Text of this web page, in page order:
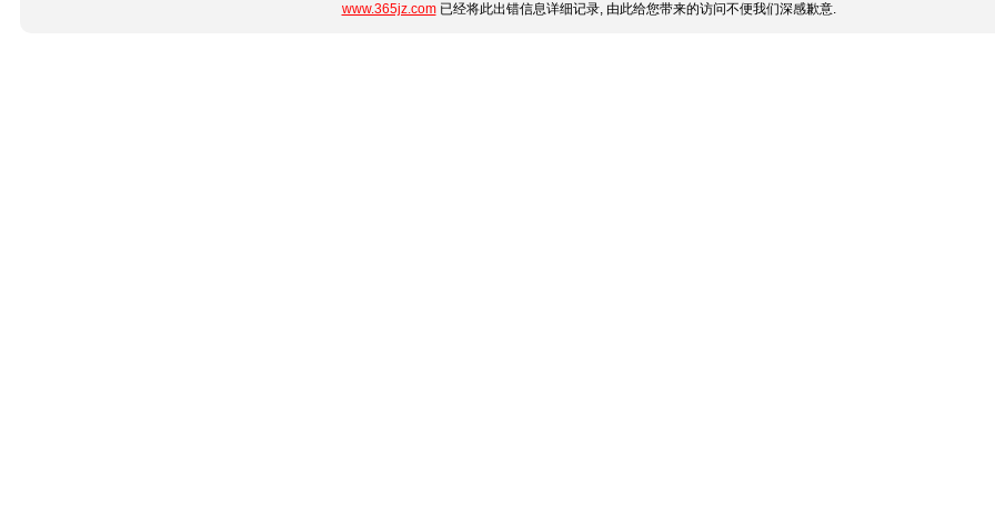
www.365jz.com已经将此出错信息详细记录, 由此给您带来的访问不便我们深感歉意.